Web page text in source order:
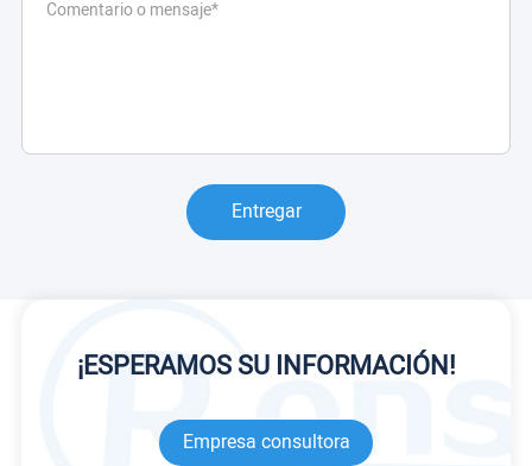
Entregar
¡ESPERAMOS SU INFORMACIÓN!
Empresa consultora